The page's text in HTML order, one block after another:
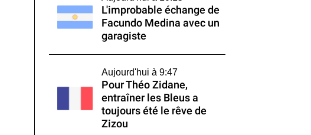
L'improbable échange de
Facundo Medina avec un
garagiste
Aujourd'hui à 9:47
Pour Théo Zidane,
entraîner les Bleus a
toujours été le rêve de
Zizou